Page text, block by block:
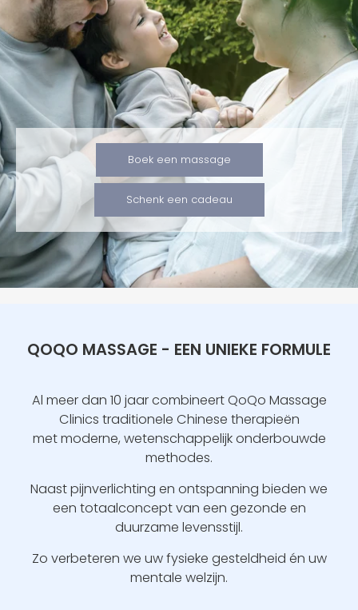
Boek een massage
Schenk een cadeau
QOQO MASSAGE - EEN UNIEKE FORMULE
Al meer dan 10 jaar combineert QoQo Massage
Clinics traditionele Chinese therapieën
met moderne, wetenschappelijk onderbouwde
methodes.
Naast pijnverlichting en ontspanning bieden we
een totaalconcept van een gezonde en
duurzame levensstijl.
Zo verbeteren we uw fysieke gesteldheid én uw
mentale welzijn.